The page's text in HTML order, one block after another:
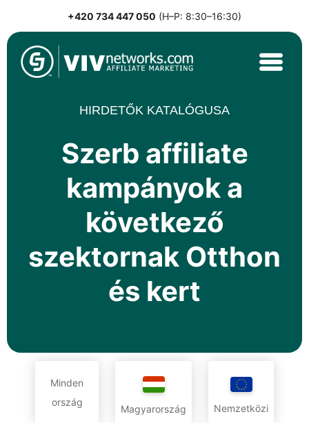
to
content
+420 734 447 050 (H–P: 8:30–16:30)
VIVnetworks.com
Nejvýkonnější affiliate síť v CEE
HIRDETŐK KATALÓGUSA
Szerb affiliate
kampányok a
következő
szektornak Otthon
és kert
Minden
ország
Magyarország Nemzetközi